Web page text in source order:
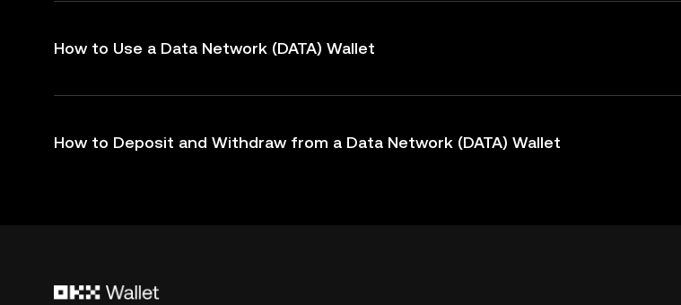
How to Use a Data Network (DATA) Wallet
How to Deposit and Withdraw from a Data Network (DATA) Wallet